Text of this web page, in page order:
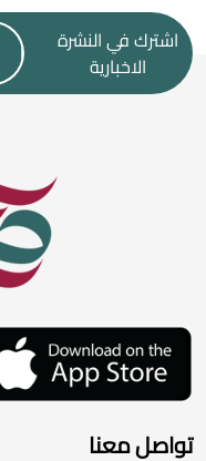
اشترك في النشرة
الاخبارية
تواصل معنا